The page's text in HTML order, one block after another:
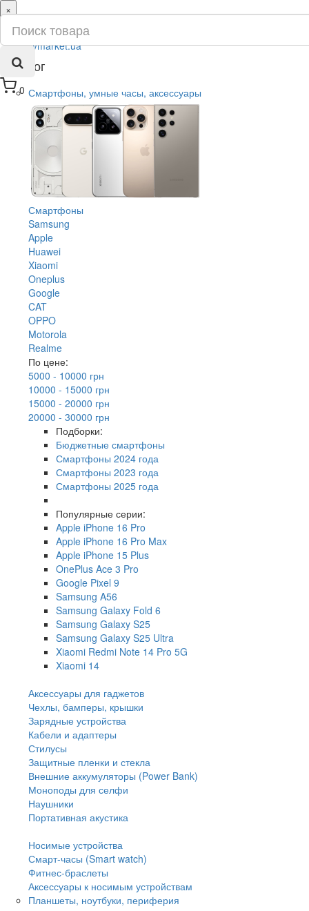
0
×
ru
ua
Каталог
Смартфоны, умные часы, аксессуары
Смартфоны
Samsung
Apple
Huawei
Xiaomi
Oneplus
Google
CAT
OPPO
Motorola
Realme
По цене:
5000 - 10000 грн
10000 - 15000 грн
15000 - 20000 грн
20000 - 30000 грн
Подборки:
Бюджетные смартфоны
Смартфоны 2024 года
Смартфоны 2023 года
Смартфоны 2025 года
Популярные серии:
Apple iPhone 16 Pro
Apple iPhone 16 Pro Max
Apple iPhone 15 Plus
OnePlus Ace 3 Pro
Google Pixel 9
Samsung A56
Samsung Galaxy Fold 6
Samsung Galaxy S25
Samsung Galaxy S25 Ultra
Xiaomi Redmi Note 14 Pro 5G
Xiaomi 14
Аксессуары для гаджетов
Чехлы, бамперы, крышки
Зарядные устройства
Кабели и адаптеры
Стилусы
Защитные пленки и стекла
Внешние аккумуляторы (Power Bank)
Моноподы для селфи
Наушники
Портативная акустика
Носимые устройства
Смарт-часы (Smart watch)
Фитнес-браслеты
Аксессуары к носимым устройствам
Планшеты, ноутбуки, периферия